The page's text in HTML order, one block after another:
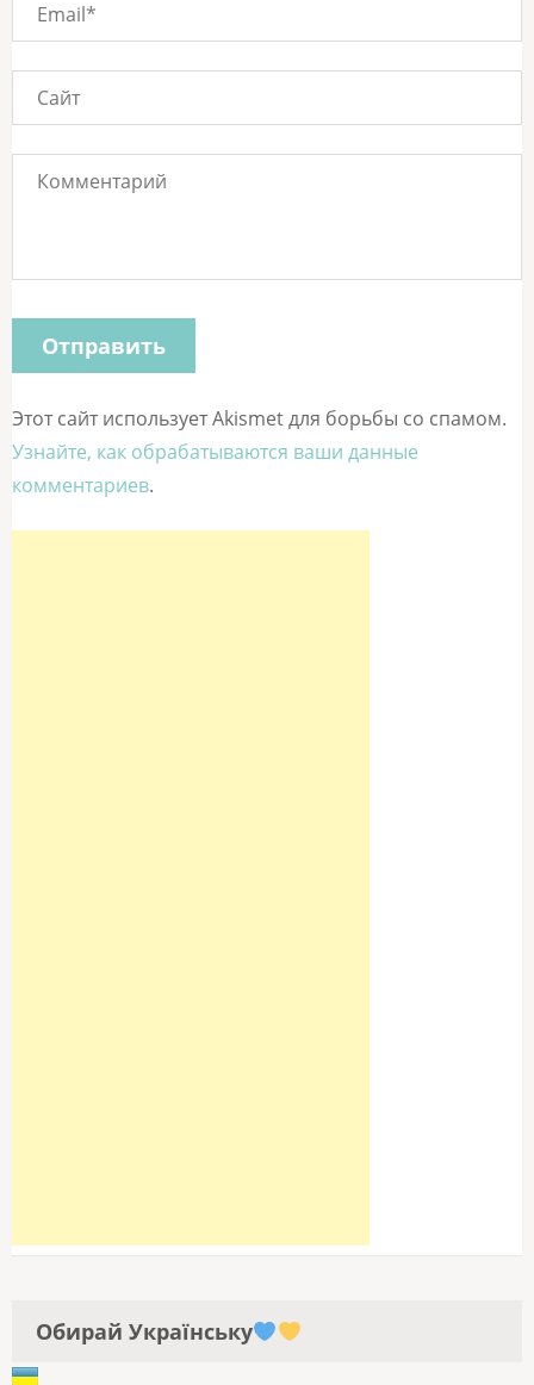
Этот сайт использует Akismet для борьбы со спамом.
Узнайте, как обрабатываются ваши данные
комментариев.
Обирай Українську